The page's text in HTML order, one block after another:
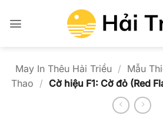
qua
May In Thêu Hải Triều / Mẫu
Thao / Cờ hiệu F1: Cờ đỏ (Red